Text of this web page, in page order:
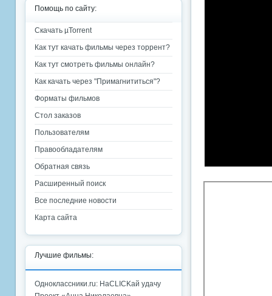
Помощь по сайту:
Скачать µTorrent
Как тут качать фильмы через торрент?
Как тут смотреть фильмы онлайн?
Как качать через "Примагнититься"?
Форматы фильмов
Стол заказов
Пользователям
Правообладателям
Обратная связь
Расширенный поиск
Все последние новости
Карта сайта
Лучшие фильмы:
Одноклассники.ru: НаCLICKай удачу